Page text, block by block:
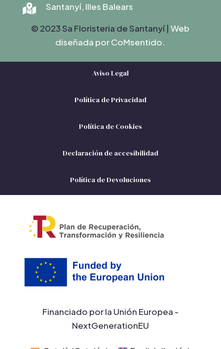

Santanyí, Illes Balears
© 2023 Sa Floristeria de Santanyí |Web
diseñada por CoMsentido.
Aviso Legal
Política de Privacidad
Política de Cookies
Declaración de accesibilidad
Política de Devoluciones
Financiado por la Unión Europea -
NextGenerationEU